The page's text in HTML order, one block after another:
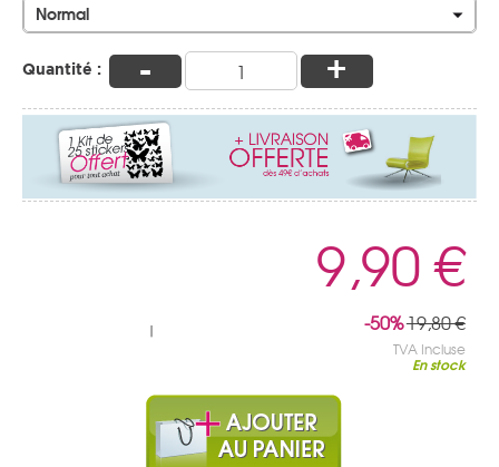
Normal
Quantité : - +
9,90 €
-50%19,80 €
TVA Incluse
En stock
|